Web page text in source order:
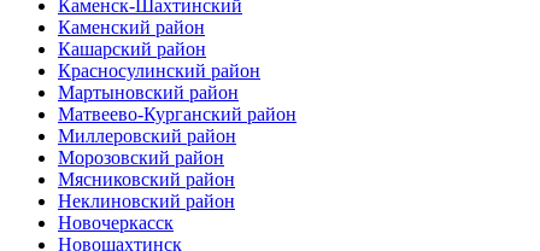
Каменск-Шахтинский
Каменский район
Кашарский район
Красносулинский район
Мартыновский район
Матвеево-Курганский район
Миллеровский район
Морозовский район
Мясниковский район
Неклиновский район
Новочеркасск
Новошахтинск